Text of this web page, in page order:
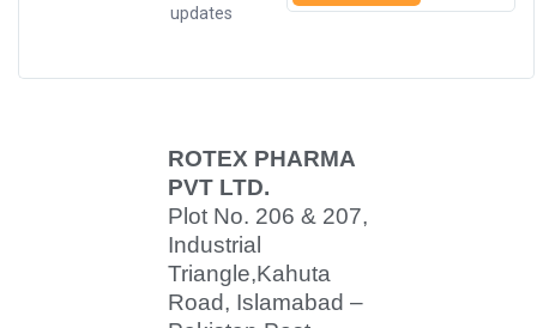
updates
ROTEX PHARMA
PVT LTD.
Plot No. 206 & 207,
Industrial
Triangle,Kahuta
Road, Islamabad –